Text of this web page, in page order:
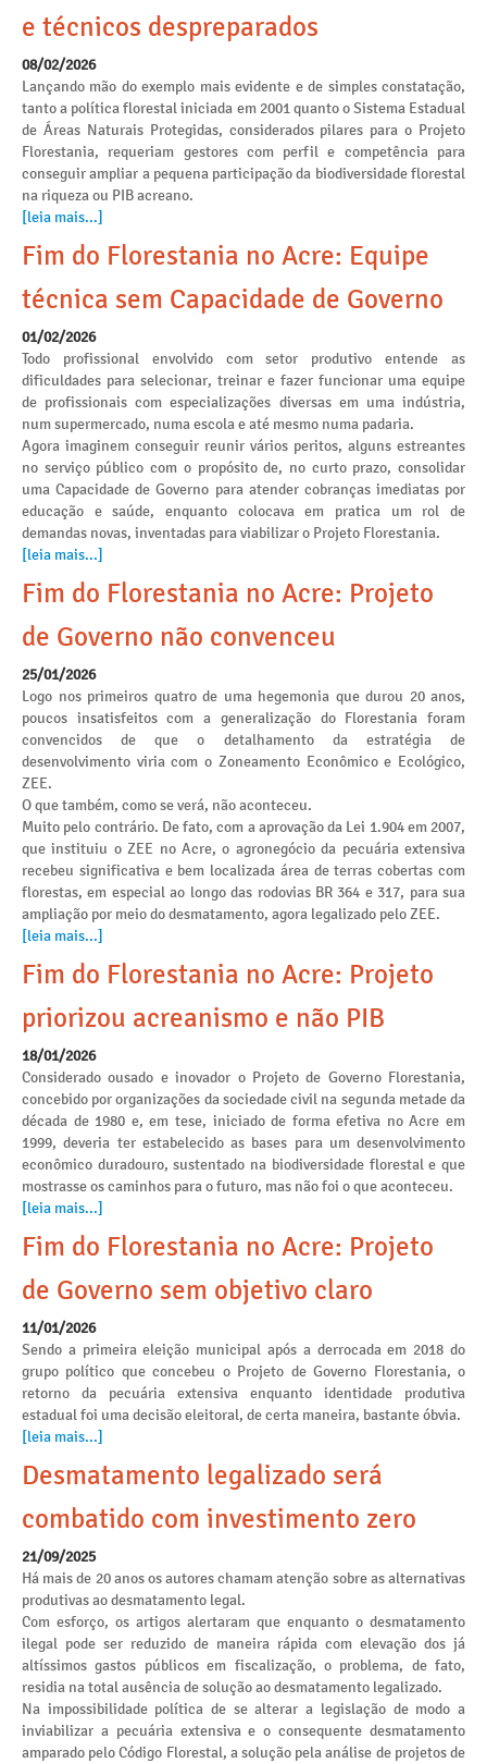
e técnicos despreparados
08/02/2026
Lançando mão do exemplo mais evidente e de simples constatação,
tanto a política florestal iniciada em 2001 quanto o Sistema Estadual
de Áreas Naturais Protegidas, considerados pilares para o Projeto
Florestania, requeriam gestores com perfil e competência para
conseguir ampliar a pequena participação da biodiversidade florestal
na riqueza ou PIB acreano.
[leia mais...]
Fim do Florestania no Acre: Equipe
técnica sem Capacidade de Governo
01/02/2026
Todo profissional envolvido com setor produtivo entende as
dificuldades para selecionar, treinar e fazer funcionar uma equipe
de profissionais com especializações diversas em uma indústria,
num supermercado, numa escola e até mesmo numa padaria.
Agora imaginem conseguir reunir vários peritos, alguns estreantes
no serviço público com o propósito de, no curto prazo, consolidar
uma Capacidade de Governo para atender cobranças imediatas por
educação e saúde, enquanto colocava em pratica um rol de
demandas novas, inventadas para viabilizar o Projeto Florestania.
[leia mais...]
Fim do Florestania no Acre: Projeto
de Governo não convenceu
25/01/2026
Logo nos primeiros quatro de uma hegemonia que durou 20 anos,
poucos insatisfeitos com a generalização do Florestania foram
convencidos de que o detalhamento da estratégia de
desenvolvimento viria com o Zoneamento Econômico e Ecológico,
ZEE.
O que também, como se verá, não aconteceu.
Muito pelo contrário. De fato, com a aprovação da Lei 1.904 em 2007,
que instituiu o ZEE no Acre, o agronegócio da pecuária extensiva
recebeu significativa e bem localizada área de terras cobertas com
florestas, em especial ao longo das rodovias BR 364 e 317, para sua
ampliação por meio do desmatamento, agora legalizado pelo ZEE.
[leia mais...]
Fim do Florestania no Acre: Projeto
priorizou acreanismo e não PIB
18/01/2026
Considerado ousado e inovador o Projeto de Governo Florestania,
concebido por organizações da sociedade civil na segunda metade da
década de 1980 e, em tese, iniciado de forma efetiva no Acre em
1999, deveria ter estabelecido as bases para um desenvolvimento
econômico duradouro, sustentado na biodiversidade florestal e que
mostrasse os caminhos para o futuro, mas não foi o que aconteceu.
[leia mais...]
Fim do Florestania no Acre: Projeto
de Governo sem objetivo claro
11/01/2026
Sendo a primeira eleição municipal após a derrocada em 2018 do
grupo político que concebeu o Projeto de Governo Florestania, o
retorno da pecuária extensiva enquanto identidade produtiva
estadual foi uma decisão eleitoral, de certa maneira, bastante óbvia.
[leia mais...]
Desmatamento legalizado será
combatido com investimento zero
21/09/2025
Há mais de 20 anos os autores chamam atenção sobre as alternativas
produtivas ao desmatamento legal.
Com esforço, os artigos alertaram que enquanto o desmatamento
ilegal pode ser reduzido de maneira rápida com elevação dos já
altíssimos gastos públicos em fiscalização, o problema, de fato,
residia na total ausência de solução ao desmatamento legalizado.
Na impossibilidade política de se alterar a legislação de modo a
inviabilizar a pecuária extensiva e o consequente desmatamento
amparado pelo Código Florestal, a solução pela análise de projetos de